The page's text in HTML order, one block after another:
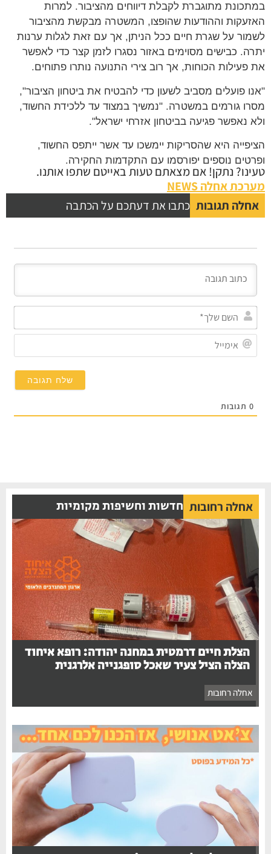
במתכונת מתוגברת לקבלת דיווחים מהציבור. למרות
האזעקות וההודעות שהופצו, המשטרה מבקשת מהציבור
לשמור על שגרת חיים ככל הניתן, אך עם זאת לגלות ערנות
יתרה. כבישים מסוימים באזור נסגרו לזמן קצר כדי לאפשר
את פעילות הכוחות, אך רוב צירי התנועה נותרו פתוחים.
"אנו פועלים מסביב לשעון כדי להבטיח את ביטחון הציבור",
מסרו גורמים במשטרה. "נמשיך במצוד עד ללכידת החשוד,
ולא נאפשר פגיעה בביטחון אזרחי ישראל".
הציפייה היא שהסריקות יימשכו עד אשר ייתפס החשוד,
ופרטים נוספים יפורסמו עם התקדמות החקירה.
טעינו? נתקן! אם מצאתם טעות באייטם שתפו אותנו.
מערכת אחלה NEWS
אחלה תגובות כתבו את דעתכם על הכתבה
0תגובות
אחלה רחובות חדשות וחשיפות מקומיות
הצלת חיים דרמטית במחנה יהודה: רופא איחוד
הצלה הציל צעיר שאכל סופגנייה אלרגנית
אחלה רחובות